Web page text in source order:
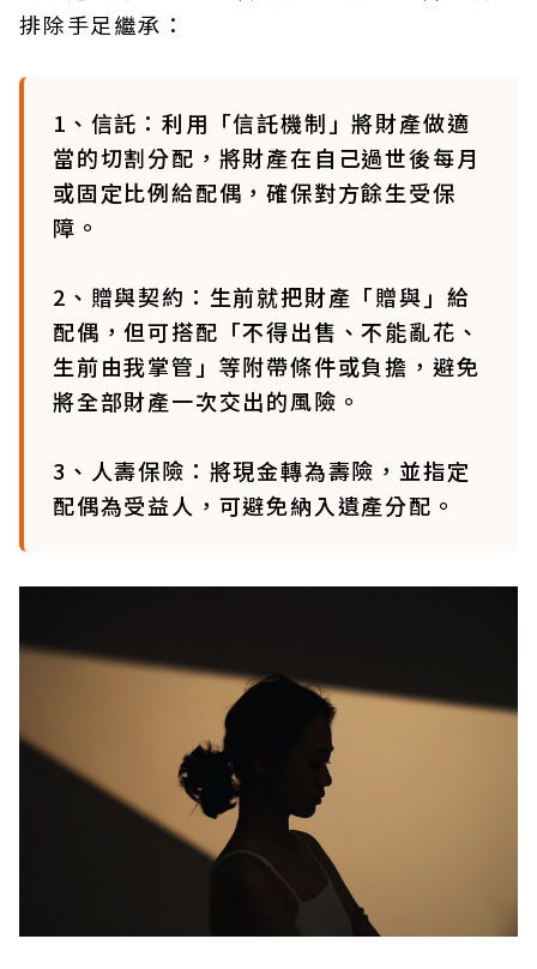
排除手足繼承：
1、信託：利用「信託機制」將財產做適
當的切割分配，將財產在自己過世後每月
或固定比例給配偶，確保對方餘生受保
障。
2、贈與契約：生前就把財產「贈與」給
配偶，但可搭配「不得出售、不能亂花、
生前由我掌管」等附帶條件或負擔，避免
將全部財產一次交出的風險。
3、人壽保險：將現金轉為壽險，並指定
配偶為受益人，可避免納入遺產分配。